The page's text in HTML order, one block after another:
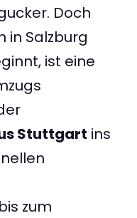
Doch
in Salzburg
ist eine
Stuttgart ins
zum